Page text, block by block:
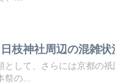
枝神社周辺の混雑
として、さらには京都の
の...